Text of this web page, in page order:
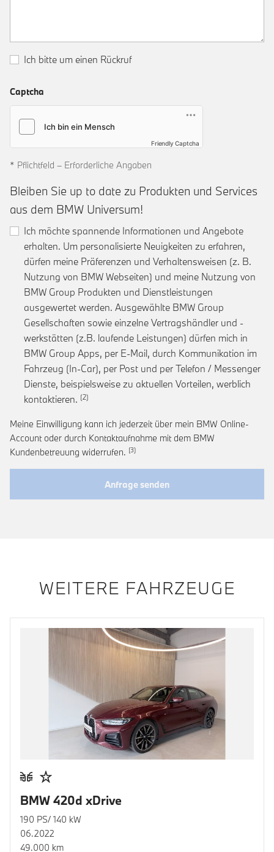
Ich bitte um einen Rückruf
Captcha
Friendly Captcha
* Pflichtfeld – Erforderliche Angaben
Bleiben Sie up to date zu Produkten und Services
aus dem BMW Universum!
Ich möchte spannende Informationen und Angebote
erhalten. Um personalisierte Neuigkeiten zu erfahren,
dürfen meine Präferenzen und Verhaltensweisen (z. B.
Nutzung von BMW Webseiten) und meine Nutzung von
BMW Group Produkten und Dienstleistungen
ausgewertet werden. Ausgewählte BMW Group
Gesellschaften sowie einzelne Vertragshändler und -
werkstätten (z.B. laufende Leistungen) dürfen mich in
BMW Group Apps, per E-Mail, durch Kommunikation im
Fahrzeug (In-Car), per Post und per Telefon / Messenger
Dienste, beispielsweise zu aktuellen Vorteilen, werblich
kontaktieren. Link zur Fußnote: Einwilligung zur
Meine Einwilligung kann ich jederzeit über mein BMW Online-
Account oder durch Kontaktaufnahme mit dem BMW
Kundenbetreuung widerrufen. Link zur Fußnote: Widerruf der
Anfrage senden
WEITERE FAHRZEUGE
BMW 420d xDrive
190 PS/ 140 kW
06.2022
49.000 km